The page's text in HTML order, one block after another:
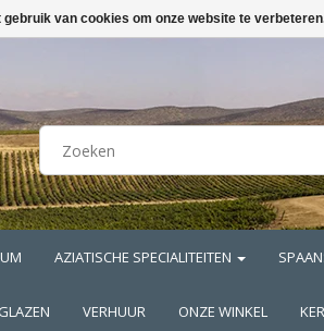
AZIATISCHE SPECIALITEITEN
GLAZEN VERHUUR ONZE WINKEL
van cookies om onze website te